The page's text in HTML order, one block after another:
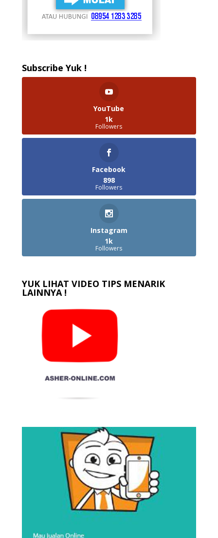
Subscribe Yuk !
YouTube
1k
Followers
Facebook
898
Followers
Instagram
1k
Followers
YUK LIHAT VIDEO TIPS MENARIK
LAINNYA !